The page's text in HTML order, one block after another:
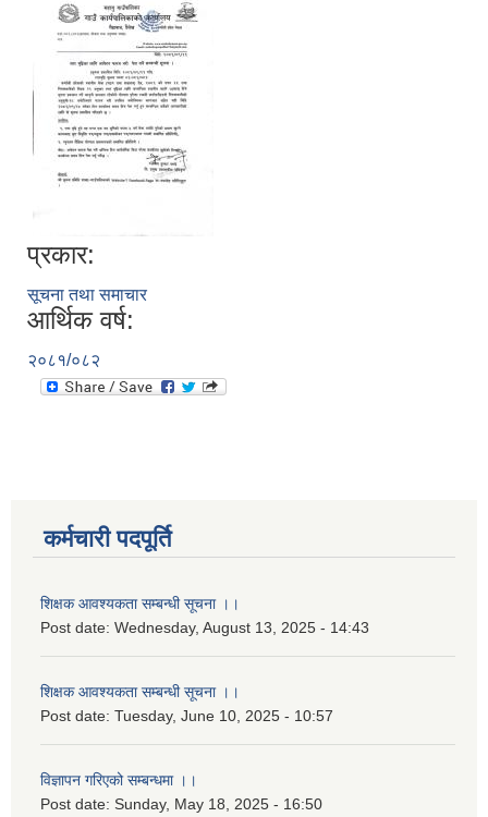
प्रकार:
सूचना तथा समाचार
आर्थिक वर्ष:
२०८१/०८२
कर्मचारी पदपूर्ति
शिक्षक आवश्यकता सम्बन्धी सूचना ।।
Post date: Wednesday, August 13, 2025 - 14:43
शिक्षक आवश्यकता सम्बन्धी सूचना ।।
Post date: Tuesday, June 10, 2025 - 10:57
विज्ञापन गरिएको सम्बन्धमा ।।
Post date: Sunday, May 18, 2025 - 16:50